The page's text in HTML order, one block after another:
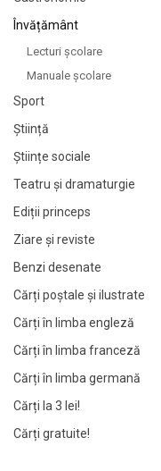
Învățământ
Lecturi şcolare
Manuale şcolare
Sport
Știință
Științe sociale
Teatru și dramaturgie
Ediții princeps
Ziare şi reviste
Benzi desenate
Cărți poștale și ilustrate
Cărți în limba engleză
Cărți în limba franceză
Cărți în limba germană
Cărți la 3 lei!
Cărți gratuite!